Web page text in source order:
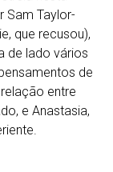
Sam Taylor-
que recusou),
de lado vários
de
entre
e Anastasia,